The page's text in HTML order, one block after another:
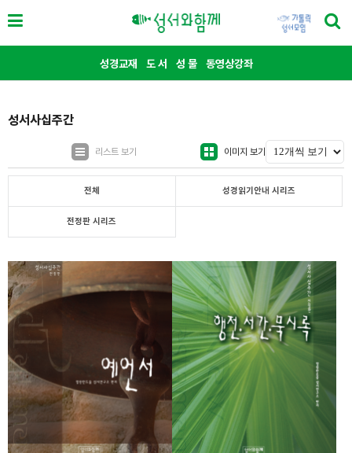
성경교재 도 서 성 물 동영상강좌
성서사십주간
리스트 보기 이미지 보기
전체 성경읽기안내 시리즈
전정판 시리즈